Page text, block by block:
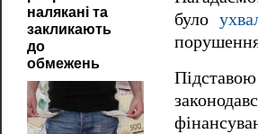
налякані та
закликають
до
обмежень
було